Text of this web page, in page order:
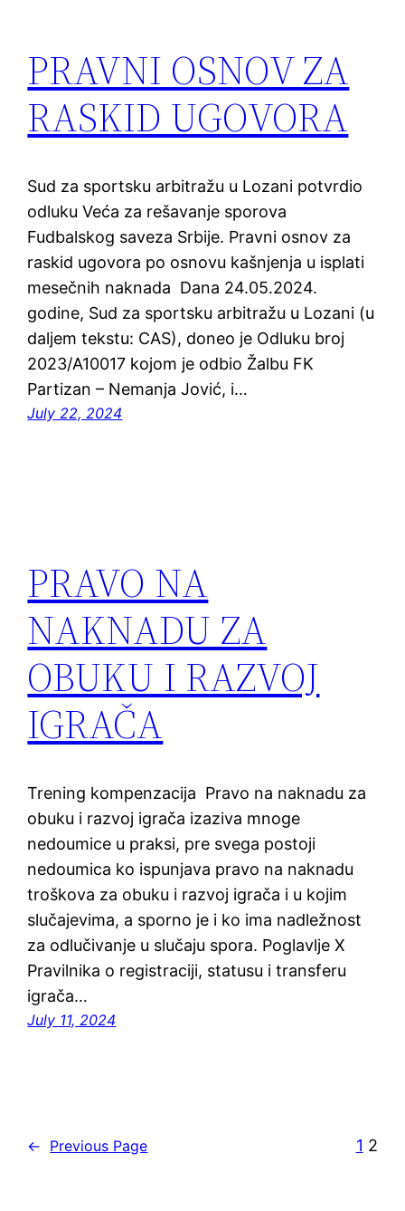
PRAVNI OSNOV ZA
RASKID UGOVORA
Sud za sportsku arbitražu u Lozani potvrdio
odluku Veća za rešavanje sporova
Fudbalskog saveza Srbije. Pravni osnov za
raskid ugovora po osnovu kašnjenja u isplati
mesečnih naknada Dana 24.05.2024.
godine, Sud za sportsku arbitražu u Lozani (u
daljem tekstu: CAS), doneo je Odluku broj
2023/A10017 kojom je odbio Žalbu FK
Partizan – Nemanja Jović, i…
July 22, 2024
PRAVO NA
NAKNADU ZA
OBUKU I RAZVOJ
IGRAČA
Trening kompenzacija Pravo na naknadu za
obuku i razvoj igrača izaziva mnoge
nedoumice u praksi, pre svega postoji
nedoumica ko ispunjava pravo na naknadu
troškova za obuku i razvoj igrača i u kojim
slučajevima, a sporno je i ko ima nadležnost
za odlučivanje u slučaju spora. Poglavlje X
Pravilnika o registraciji, statusu i transferu
igrača…
July 11, 2024
← Previous Page 1 2